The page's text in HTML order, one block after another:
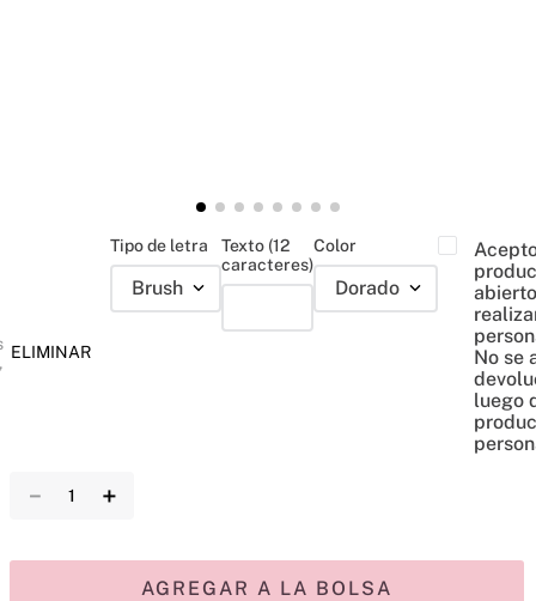
ELIMINAR
Tipo de letra
Brush
Texto (12
caracteres)
Color
Dorado
No se
luego
＋
－
AGREGAR A LA BOLSA